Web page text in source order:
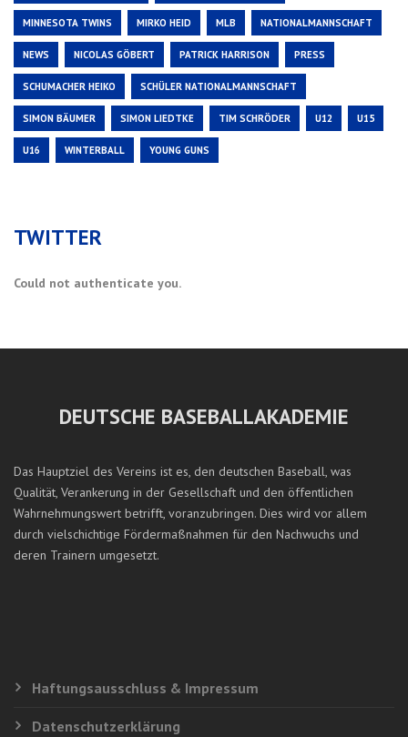
MINNESOTA TWINS MIRKO HEID MLB NATIONALMANNSCHAFT
NEWS NICOLAS GÖBERT PATRICK HARRISON PRESS
SCHUMACHER HEIKO SCHÜLER NATIONALMANNSCHAFT
SIMON BÄUMER SIMON LIEDTKE TIM SCHRÖDER U12 U15
U16 WINTERBALL YOUNG GUNS
TWITTER
Could not authenticate you.
DEUTSCHE BASEBALLAKADEMIE
Das Hauptziel des Vereins ist es, den deutschen Baseball, was
Qualität, Verankerung in der Gesellschaft und den öffentlichen
Wahrnehmungswert betrifft, voranzubringen. Dies wird vor allem
durch vielschichtige Fördermaßnahmen für den Nachwuchs und
deren Trainern umgesetzt.
Haftungsausschluss & Impressum
Datenschutzerklärung